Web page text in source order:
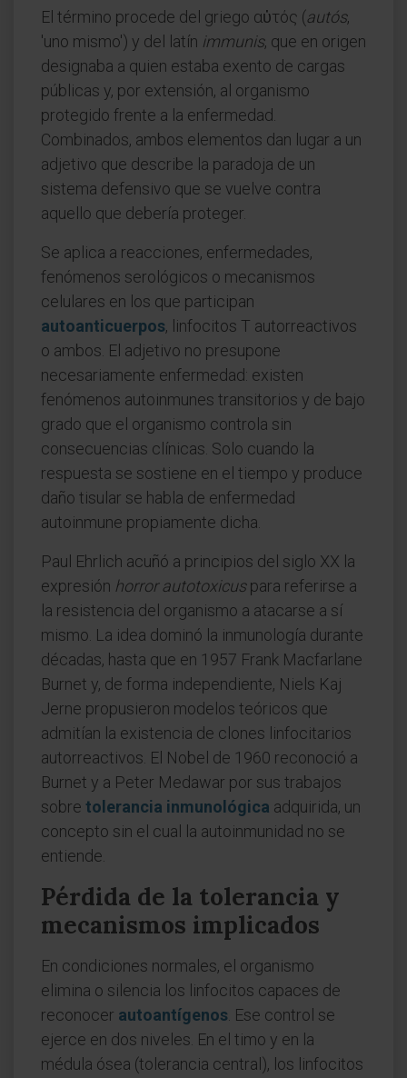
El término procede del griego αὐτός (autós,
'uno mismo') y del latín immunis, que en origen
designaba a quien estaba exento de cargas
públicas y, por extensión, al organismo
protegido frente a la enfermedad.
Combinados, ambos elementos dan lugar a un
adjetivo que describe la paradoja de un
sistema defensivo que se vuelve contra
aquello que debería proteger.
Se aplica a reacciones, enfermedades,
fenómenos serológicos o mecanismos
celulares en los que participan
autoanticuerpos, linfocitos T autorreactivos
o ambos. El adjetivo no presupone
necesariamente enfermedad: existen
fenómenos autoinmunes transitorios y de bajo
grado que el organismo controla sin
consecuencias clínicas. Solo cuando la
respuesta se sostiene en el tiempo y produce
daño tisular se habla de enfermedad
autoinmune propiamente dicha.
Paul Ehrlich acuñó a principios del siglo XX la
expresión horror autotoxicuspara referirse a
la resistencia del organismo a atacarse a sí
mismo. La idea dominó la inmunología durante
décadas, hasta que en 1957 Frank Macfarlane
Burnet y, de forma independiente, Niels Kaj
Jerne propusieron modelos teóricos que
admitían la existencia de clones linfocitarios
autorreactivos. El Nobel de 1960 reconoció a
Burnet y a Peter Medawar por sus trabajos
sobre tolerancia inmunológica adquirida, un
concepto sin el cual la autoinmunidad no se
entiende.
Pérdida de la tolerancia y
mecanismos implicados
En condiciones normales, el organismo
elimina o silencia los linfocitos capaces de
reconocer autoantígenos . Ese control se
ejerce en dos niveles. En el timo y en la
médula ósea (tolerancia central), los linfocitos